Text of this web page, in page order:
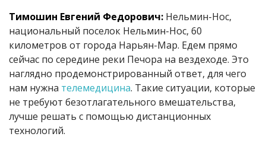
Тимошин Евгений Федорович: Нельмин-Нос,
национальный поселок Нельмин-Нос, 60
километров от города Нарьян-Мар. Едем прямо
сейчас по середине реки Печора на вездеходе. Это
наглядно продемонстрированный ответ, для чего
нам нужна телемедицина. Такие ситуации, которые
не требуют безотлагательного вмешательства,
лучше решать с помощью дистанционных
технологий.